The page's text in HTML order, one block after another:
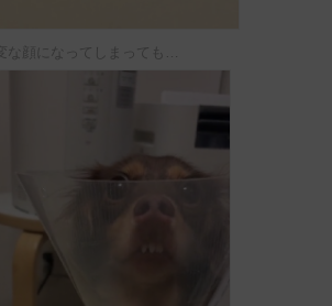
変な顔になってしまっても…